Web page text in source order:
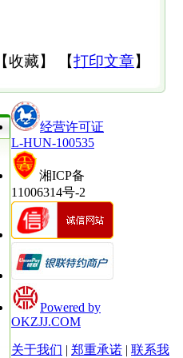
【收藏】 【打印文章】
经营许可证
L-HUN-100535
湘ICP备
11006314号-2
Powered by
OKZJJ.COM
关于我们 | 郑重承诺 | 联系我